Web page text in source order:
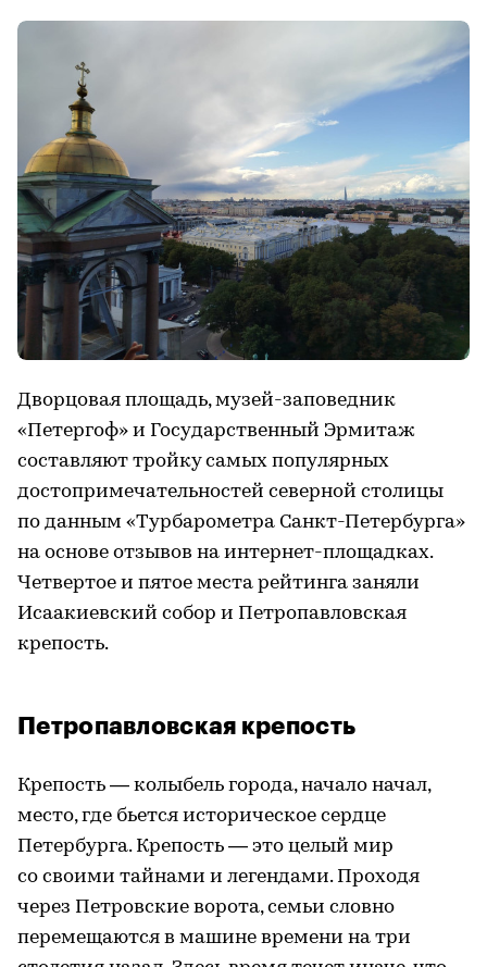
Дворцовая площадь, музей-заповедник
«Петергоф» и Государственный Эрмитаж
составляют тройку самых популярных
достопримечательностей северной столицы
по данным «Турбарометра Санкт-Петербурга»
на основе отзывов на интернет-площадках.
Четвертое и пятое места рейтинга заняли
Исаакиевский собор и Петропавловская
крепость.
Петропавловская крепость
Крепость — колыбель города, начало начал,
место, где бьется историческое сердце
Петербурга. Крепость — это целый мир
со своими тайнами и легендами. Проходя
через Петровские ворота, семьи словно
перемещаются в машине времени на три